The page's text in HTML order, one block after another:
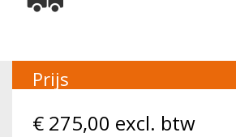
Prijs
€ 275,00 excl. btw